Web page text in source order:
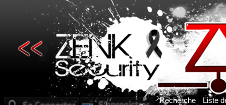
Recherche
Liste